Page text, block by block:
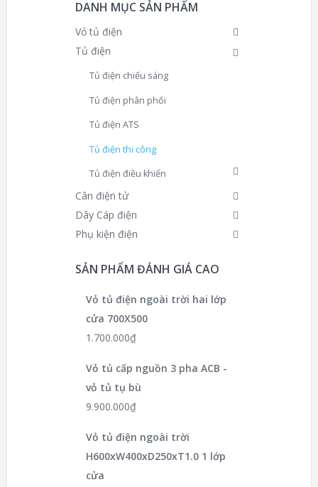
DANH MỤC SẢN PHẨM
Vỏ tủ điện
Tủ điện
Tủ điện chiếu sáng
Tủ điện phân phối
Tủ điện ATS
Tủ điện thi công
Tủ điện điều khiển
Cân điện tử
Dây Cáp điện
Phụ kiện điện
SẢN PHẨM ĐÁNH GIÁ CAO
Vỏ tủ điện ngoài trời hai lớp
cửa 700X500
1.700.000₫
Vỏ tủ cấp nguồn 3 pha ACB -
vỏ tủ tụ bù
9.900.000₫
Vỏ tủ điện ngoài trời
H600xW400xD250xT1.0 1 lớp
cửa